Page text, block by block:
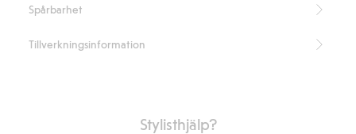
Spårbarhet
Tillverkningsinformation
Stylisthjälp?